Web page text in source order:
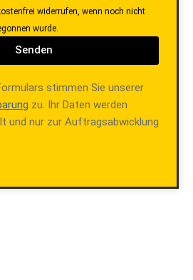
widerrufen, wenn noch nicht
wurde.
Senden
stimmen Sie unserer
zu. Ihr Daten werden
und nur zur Auftragsabwicklung